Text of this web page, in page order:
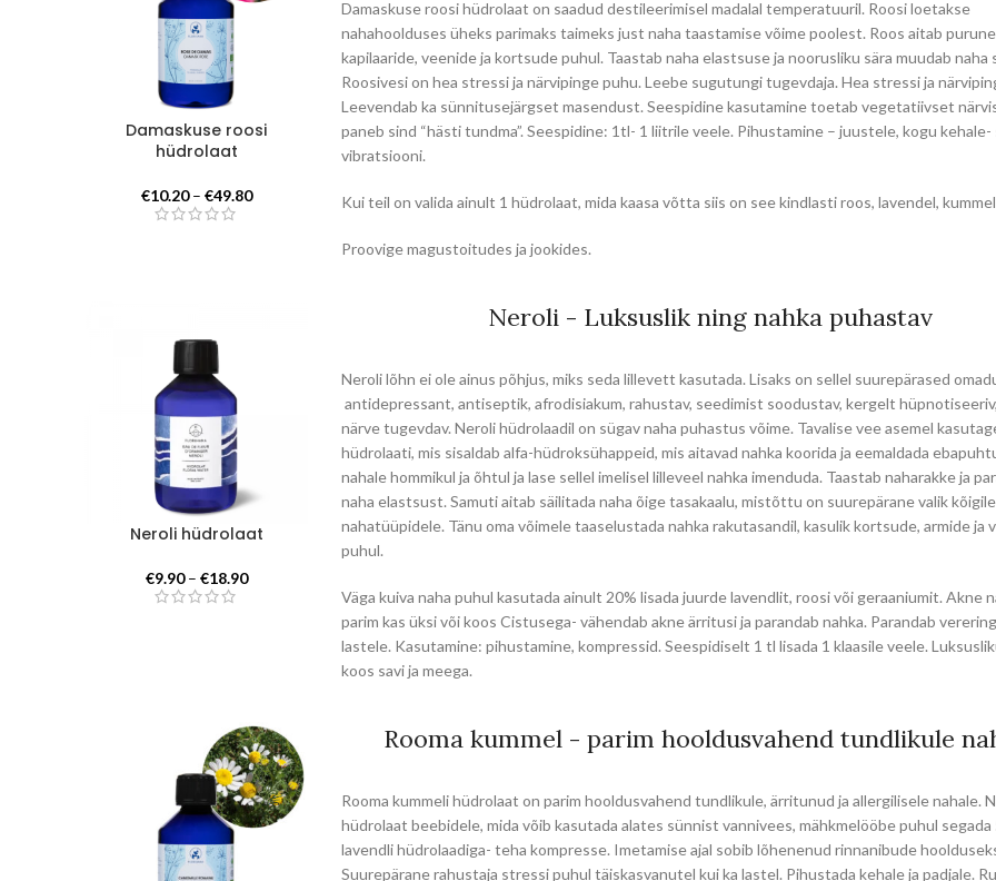
Damaskuse roosi
hüdrolaat
€10.20 – €49.80Hinnavahemik:
Damaskuse roosi hüdrolaat on saadud destileerimisel madalal temperatuuril. Roosi loetakse
nahahoolduses üheks parimaks taimeks just naha taastamise võime poolest. Roos aitab
kapilaaride, veenide ja kortsude puhul. Taastab naha elastsuse ja noorusliku sära muudab naha
Roosivesi on hea stressi ja närvipinge puhu. Leebe sugutungi tugevdaja. Hea stressi ja
Leevendab ka sünnitusejärgset masendust. Seespidine kasutamine toetab vegetatiivset
paneb sind “hästi tundma”. Seespidine: 1tl- 1 liitrile veele. Pihustamine – juustele, kogu
vibratsiooni.
Kui teil on valida ainult 1 hüdrolaat, mida kaasa võtta siis on see kindlasti roos, lavendel,
Proovige magustoitudes ja jookides.
Neroli hüdrolaat
€9.90 – €18.90Hinnavahemik:
Neroli - Luksuslik ning nahka puhastav
Neroli lõhn ei ole ainus põhjus, miks seda lillevett kasutada. Lisaks on sellel suurepärased
antidepressant, antiseptik, afrodisiakum, rahustav, seedimist soodustav, kergelt
närve tugevdav. Neroli hüdrolaadil on sügav naha puhastus võime. Tavalise vee asemel
hüdrolaati, mis sisaldab alfa-hüdroksühappeid, mis aitavad nahka koorida ja eemaldada
nahale hommikul ja õhtul ja lase sellel imelisel lilleveel nahka imenduda. Taastab naharakke ja
naha elastsust. Samuti aitab säilitada naha õige tasakaalu, mistõttu on suurepärane valik kõigile
nahatüüpidele. Tänu oma võimele taaselustada nahka rakutasandil, kasulik kortsude, armide ja
puhul.
Väga kuiva naha puhul kasutada ainult 20% lisada juurde lavendlit, roosi või geraaniumit. Akne
parim kas üksi või koos Cistusega- vähendab akne ärritusi ja parandab nahka. Parandab
lastele. Kasutamine: pihustamine, kompressid. Seespidiselt 1 tl lisada 1 klaasile veele.
koos savi ja meega.
Rooma kummel - parim hooldusvahend tundlikule
Rooma kummeli hüdrolaat on parim hooldusvahend tundlikule, ärritunud ja allergilisele nahale.
hüdrolaat beebidele, mida võib kasutada alates sünnist vannivees, mähkmelööbe puhul segada
lavendli hüdrolaadiga- teha kompresse. Imetamise ajal sobib lõhenenud rinnanibude
Suurepärane rahustaja stressi puhul täiskasvanutel kui ka lastel. Pihustada kehale ja padjale.